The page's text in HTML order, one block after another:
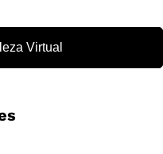
Virtual